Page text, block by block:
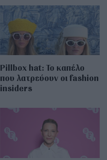
Pillbox hat: Το καπέλο
που λατρεύουν οι fashion
insiders